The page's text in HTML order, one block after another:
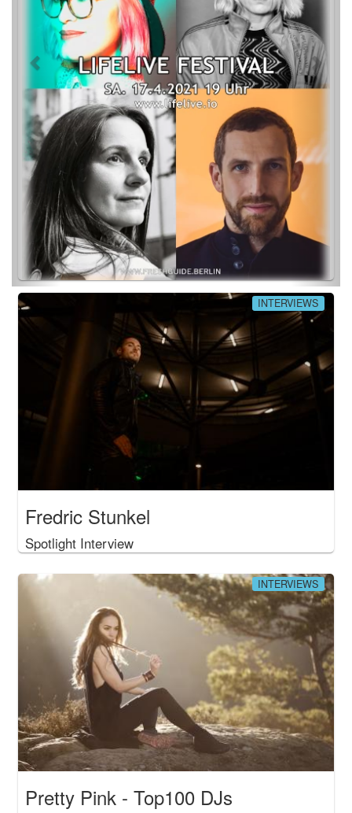
Mehr Musik Reviews
INTERVIEWS
Fredric Stunkel
Spotlight Interview
INTERVIEWS
Pretty Pink - Top100 DJs